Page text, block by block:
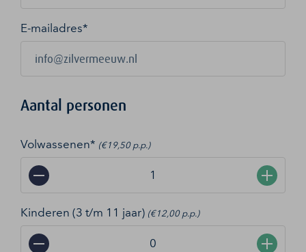
E-mailadres*
Aantal personen
Volwassenen* (€19,50 p.p.)
− +
Kinderen (3 t/m 11 jaar) (€12,00 p.p.)
− +